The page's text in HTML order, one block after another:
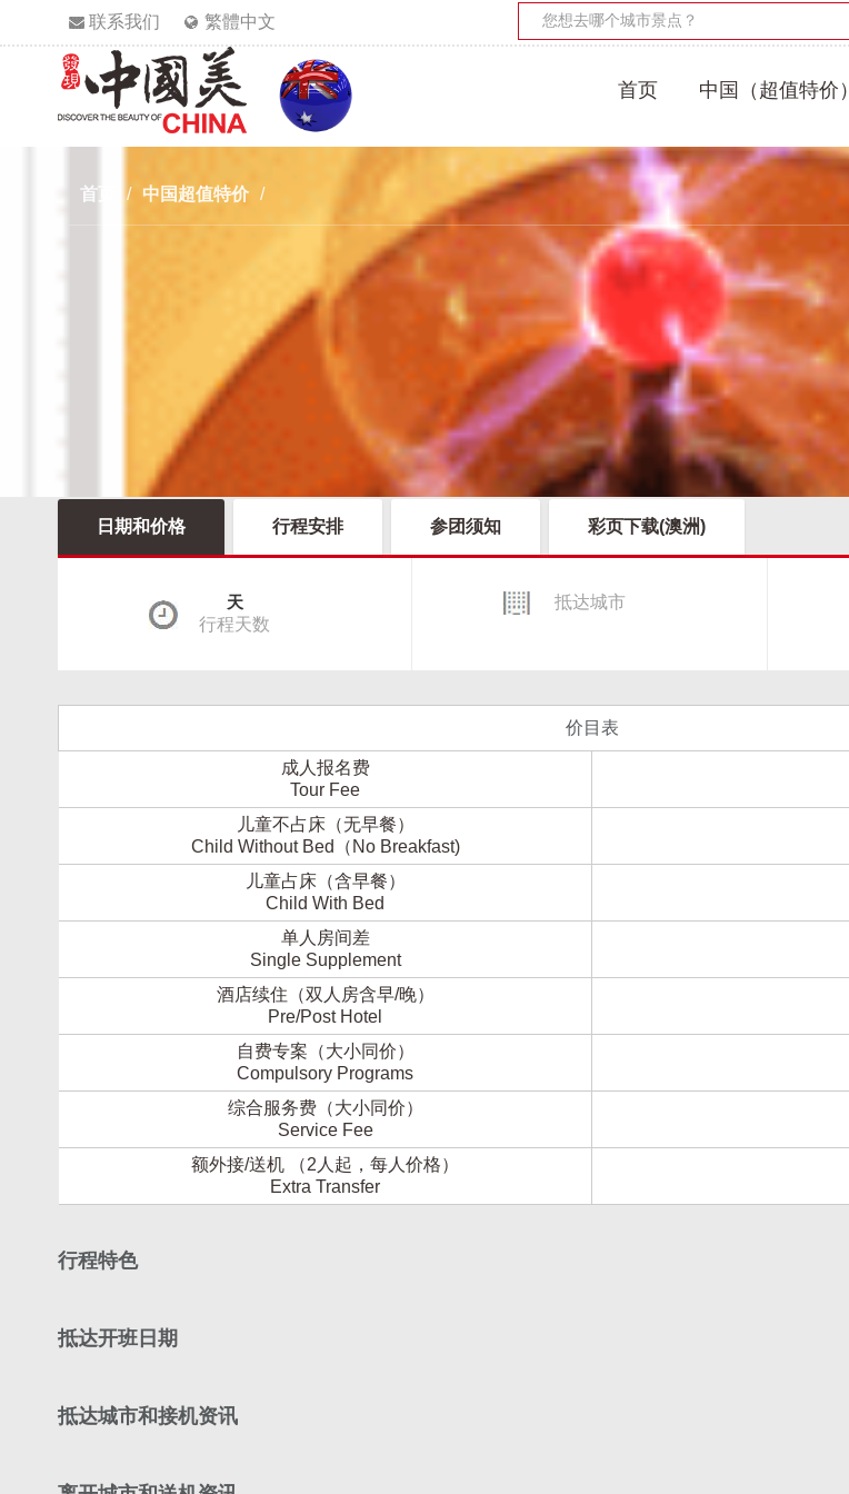
联系我们 繁體中文
首页 中国（超值特价）
首页 / 中国超值特价 /
日期和价格 行程安排 参团须知 彩页下载(澳洲)
天
行程天数
抵达城市
价目表
成人报名费
Tour Fee
儿童不占床（无早餐）
Child Without Bed（No Breakfast)
儿童占床（含早餐）
Child With Bed
单人房间差
Single Supplement
酒店续住（双人房含早/晚）
Pre/Post Hotel
自费专案（大小同价）
Compulsory Programs
综合服务费（大小同价）
Service Fee
额外接/送机 （2人起，每人价格）
Extra Transfer
行程特色
抵达开班日期
抵达城市和接机资讯